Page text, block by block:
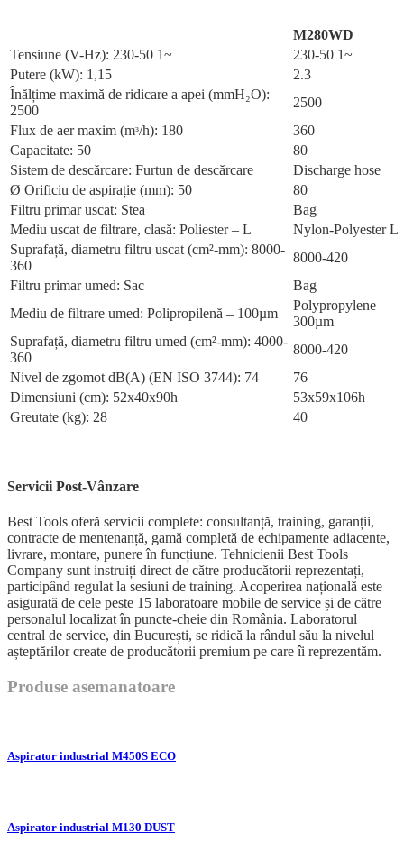
M280WD
Tensiune (V-Hz): 230-50 1~
230-50 1~
Putere (kW): 1,15
2.3
Înălțime maximă de ridicare a apei (mmH₂O):
2500
2500
Flux de aer maxim (mᶟ/h): 180
360
Capacitate: 50
80
Sistem de descărcare: Furtun de descărcare
Discharge hose
Ø Orificiu de aspirație (mm): 50
80
Filtru primar uscat: Stea
Bag
Mediu uscat de filtrare, clasă: Poliester – L
Nylon-Polyester L
Suprafață, diametru filtru uscat (cm²-mm): 8000-
360
8000-420
Filtru primar umed: Sac
Bag
Mediu de filtrare umed: Polipropilenă – 100µm
Polypropylene
300µm
Suprafață, diametru filtru umed (cm²-mm): 4000-
360
8000-420
Nivel de zgomot dB(A) (EN ISO 3744): 74
76
Dimensiuni (cm): 52x40x90h
53x59x106h
Greutate (kg): 28
40
Servicii Post-Vânzare
Best Tools oferă servicii complete: consultanță, training, garanții,
contracte de mentenanță, gamă completă de echipamente adiacente,
livrare, montare, punere în funcțiune. Tehnicienii Best Tools
Company sunt instruiți direct de către producătorii reprezentați,
participând regulat la sesiuni de training. Acoperirea națională este
asigurată de cele peste 15 laboratoare mobile de service și de către
personalul localizat în puncte-cheie din România. Laboratorul
central de service, din București, se ridică la rândul său la nivelul
așteptărilor create de producătorii premium pe care îi reprezentăm.
Produse asemanatoare
Aspirator industrial M450S ECO
Aspirator industrial M130 DUST